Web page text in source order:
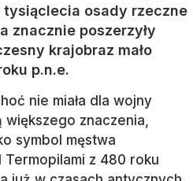
tysiąclecia osady rzeczne
znacznie poszerzyły
krajobraz mało
p.n.e.
nie miała dla wojny
znaczenia,
symbol męstwa
z 480 roku